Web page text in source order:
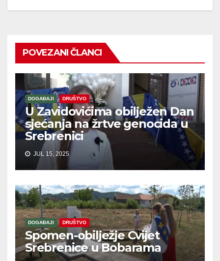
POVEZANI ČLANCI
DOGAĐAJI DRUŠTVO
U Zavidovićima obilježen Dan
sjećanja na žrtve genocida u
Srebrenici
JUL 15, 2025
DOGAĐAJI DRUŠTVO
Spomen-obilježje Cvijet
Srebrenice u Bobarama